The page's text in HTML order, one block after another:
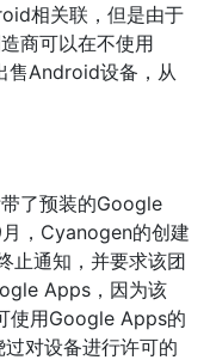
相关联，但是由于
商可以在不使用
售Android设备，从
了预装的Google
，Cyanogen的创建
止通知，并要求该团
Apps，因为该
使用Google Apps的
对设备进行许可的